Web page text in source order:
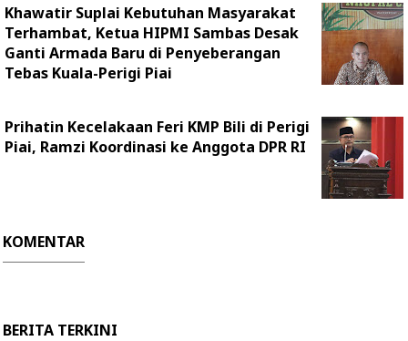
Khawatir Suplai Kebutuhan Masyarakat
Terhambat, Ketua HIPMI Sambas Desak
Ganti Armada Baru di Penyeberangan
Tebas Kuala-Perigi Piai
Prihatin Kecelakaan Feri KMP Bili di Perigi
Piai, Ramzi Koordinasi ke Anggota DPR RI
KOMENTAR
BERITA TERKINI